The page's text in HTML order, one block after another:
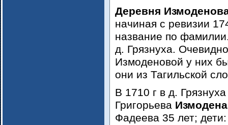
Деревня
начиная с ревизии
название по
д. Грязнуха.
Измоденовой у них
они из Тагильской
В 1710 г в д.
Григорьева Измодена
Фадеева 35 лет;